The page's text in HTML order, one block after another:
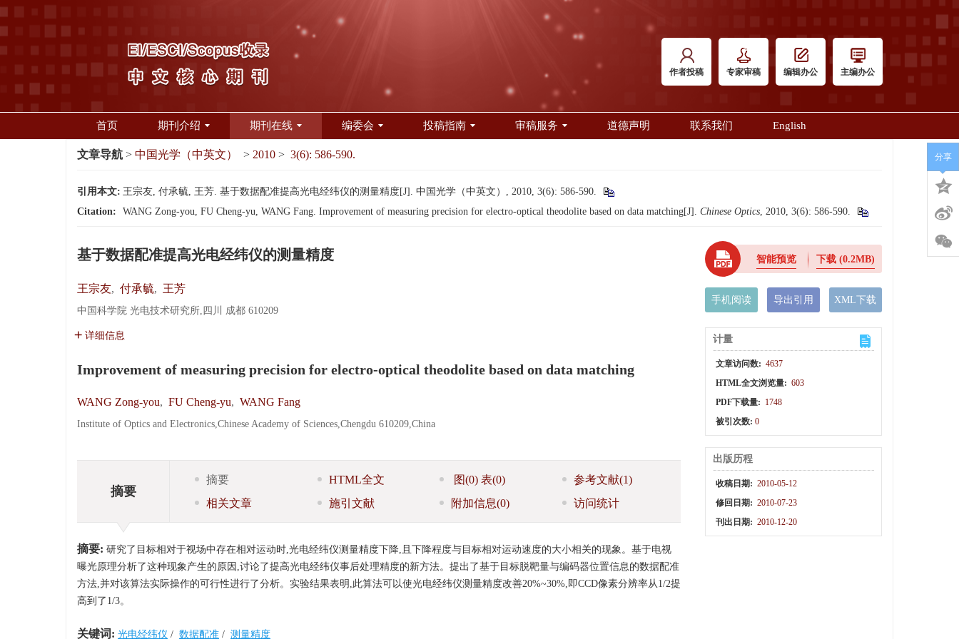
作者投稿 专家审稿 编辑办公 主编办公
首页 期刊介绍 期刊在线 编委会 投稿指南 审稿服务 道德声明 联系我们 English
文章导航 > 中国光学（中英文） > 2010 > 3(6): 586-590.
引用本文: 王宗友, 付承毓, 王芳. 基于数据配准提高光电经纬仪的测量精度[J]. 中国光学（中英文）, 2010, 3(6): 586-590.
Citation:
WANG Zong-you, FU Cheng-yu, WANG Fang. Improvement of measuring precision for electro-optical theodolite based on data matching[J]. Chinese Optics, 2010, 3(6): 586-590.
基于数据配准提高光电经纬仪的测量精度
王宗友, 付承毓, 王芳
中国科学院 光电技术研究所,四川 成都 610209
详细信息
Improvement of measuring precision for electro-optical theodolite based on data matching
WANG Zong-you, FU Cheng-yu, WANG Fang
Institute of Optics and Electronics,Chinese Academy of Sciences,Chengdu 610209,China
摘要
摘要 HTML全文 图(0) 表(0) 参考文献(1)
相关文章
施引文献 附加信息(0) 访问统计
摘要: 研究了目标相对于视场中存在相对运动时,光电经纬仪测量精度下降,且下降程度与目标相对运动速度的大小相关的现象。基于电视
曝光原理分析了这种现象产生的原因,讨论了提高光电经纬仪事后处理精度的新方法。提出了基于目标脱靶量与编码器位置信息的数据配准
方法,并对该算法实际操作的可行性进行了分析。实验结果表明,此算法可以使光电经纬仪测量精度改善20%~30%,即CCD像素分辨率从1/2提
高到了1/3。
关键词: 光电经纬仪 / 数据配准 / 测量精度
智能预览 下载 (0.2MB)
手机阅读 导出引用 XML下载
计量
文章访问数: 4637
HTML全文浏览量: 603
PDF下载量: 1748
被引次数: 0
出版历程
收稿日期: 2010-05-12
修回日期: 2010-07-23
刊出日期: 2010-12-20
分享